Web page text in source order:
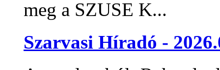
meg a SZUSE K...
Szarvasi Híradó -